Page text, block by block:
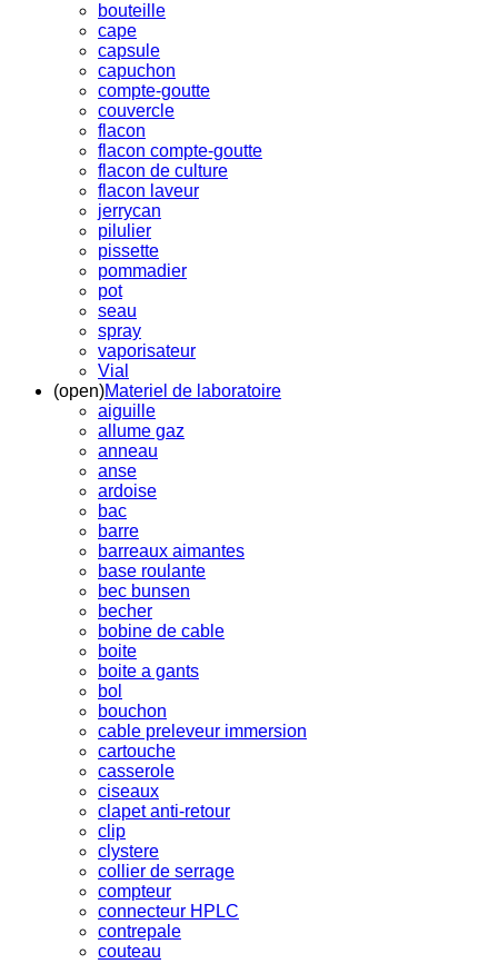
bouteille
cape
capsule
capuchon
compte-goutte
couvercle
flacon
flacon compte-goutte
flacon de culture
flacon laveur
jerrycan
pilulier
pissette
pommadier
pot
seau
spray
vaporisateur
Vial
(open)Materiel de laboratoire
aiguille
allume gaz
anneau
anse
ardoise
bac
barre
barreaux aimantes
base roulante
bec bunsen
becher
bobine de cable
boite
boite a gants
bol
bouchon
cable preleveur immersion
cartouche
casserole
ciseaux
clapet anti-retour
clip
clystere
collier de serrage
compteur
connecteur HPLC
contrepale
couteau